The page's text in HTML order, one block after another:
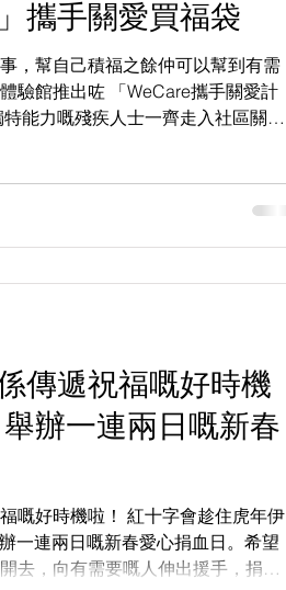
攜手關愛買福袋
，幫自己積福之餘仲可以幫到有需
驗館推出咗 「WeCare攜手關愛計
能力嘅殘疾人士一齊走入社區關心
傳遞祝福嘅好時機
舉辦一連兩日嘅新春
嘅好時機啦！ 紅十字會趁住虎年伊
一連兩日嘅新春愛心捐血日。希望
去，向有需要嘅人伸出援手，捐血